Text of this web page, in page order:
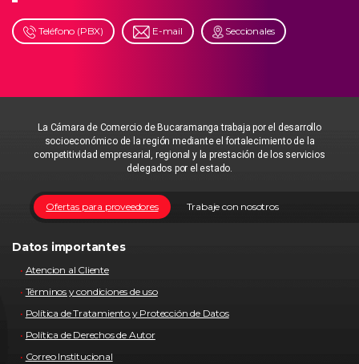
Teléfono (PBX) E-mail Seccionales
La Cámara de Comercio de Bucaramanga trabaja por el desarrollo
socioeconómico de la región mediante el fortalecimiento de la
competitividad empresarial, regional y la prestación de los servicios
delegados por el estado.
Trabaje con nosotros
Ofertas para proveedores
Datos importantes
Atencion al Cliente
Términos y condiciones de uso
Política de Tratamiento y Protección de Datos
Política de Derechos de Autor
Correo Institucional